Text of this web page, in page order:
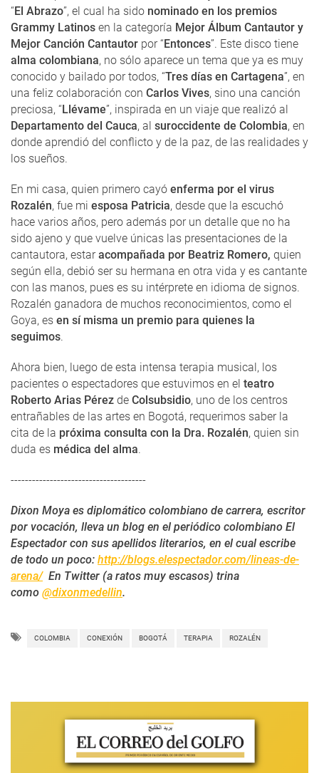
“El Abrazo”, el cual ha sido nominado en los premios
Grammy Latinos en la categoría Mejor Álbum Cantautor y
Mejor Canción Cantautor por “Entonces”. Este disco tiene
alma colombiana, no sólo aparece un tema que ya es muy
conocido y bailado por todos, “Tres días en Cartagena”, en
una feliz colaboración con Carlos Vives, sino una canción
preciosa, “Llévame”, inspirada en un viaje que realizó al
Departamento del Cauca, al suroccidente de Colombia, en
donde aprendió del conflicto y de la paz, de las realidades y
los sueños.
En mi casa, quien primero cayó enferma por el virus
Rozalén, fue mi esposa Patricia, desde que la escuchó
hace varios años, pero además por un detalle que no ha
sido ajeno y que vuelve únicas las presentaciones de la
cantautora, estaracompañada por Beatriz Romero, quien
según ella, debió ser su hermana en otra vida y es cantante
con las manos, pues es su intérprete en idioma de signos.
Rozalén ganadora de muchos reconocimientos, como el
Goya, es en sí misma un premio para quienes la
seguimos.
Ahora bien, luego de esta intensa terapia musical, los
pacientes o espectadores que estuvimos en el teatro
Roberto Arias Pérez de Colsubsidio, uno de los centros
entrañables de las artes en Bogotá, requerimos saber la
cita de la próxima consulta con la Dra. Rozalén, quien sin
duda es médica del alma.
--------------------------------------
Dixon Moya es diplomático colombiano de carrera, escritor
por vocación, lleva un blog en el periódico colombiano El
Espectador con sus apellidos literarios, en el cual escribe
de todo un poco: http://blogs.elespectador.com/lineas-de-
arena/En Twitter (a ratos muy escasos) trina
como @dixonmedellin.
COLOMBIA CONEXIÓN BOGOTÁ TERAPIA ROZALÉN